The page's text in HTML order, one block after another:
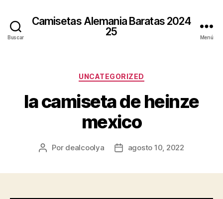
Buscar
Camisetas Alemania Baratas 2024
25
Menú
Categorías
UNCATEGORIZED
la camiseta de heinze
mexico
Autor
Por dealcoolya
Fechaagosto 10, 2022